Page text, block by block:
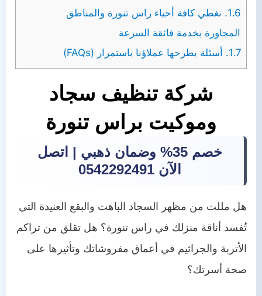
1.6. نغطي كافة أحياء راس تنورة والمناطق
المجاورة بخدمة فائقة السرعة
1.7. أسئلة يطرحها عملاؤنا باستمرار (FAQs)
شركة تنظيف سجاد
وموكيت براس تنورة
خصم 35% وضمان ذهبي | اتصل
الآن 0542292491
هل مللت من مظهر السجاد الباهت والبقع العنيدة التي
تُفسد أناقة منزلك في راس تنورة؟ هل تقلق من تراكم
الأتربة والجراثيم في أعماق مفروشاتك وتأثيرها على
صحة أسرتك؟